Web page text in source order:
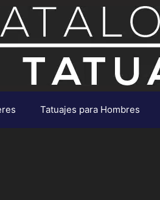
Tatuajes para Hombres